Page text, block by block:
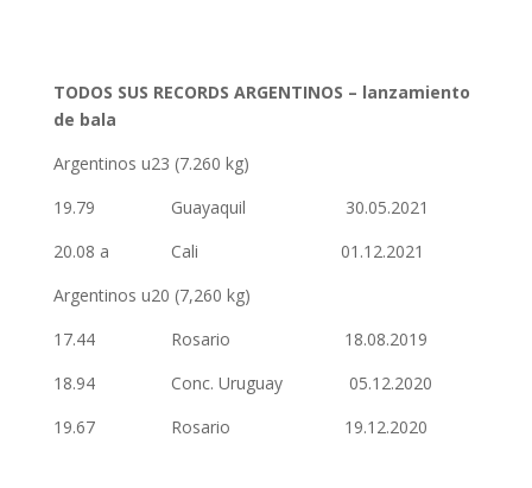
TODOS SUS RECORDS ARGENTINOS – lanzamiento
de bala
Argentinos u23 (7.260 kg)
19.79 Guayaquil 30.05.2021
20.08 a Cali 01.12.2021
Argentinos u20 (7,260 kg)
17.44 Rosario 18.08.2019
18.94 Conc. Uruguay 05.12.2020
19.67 Rosario 19.12.2020